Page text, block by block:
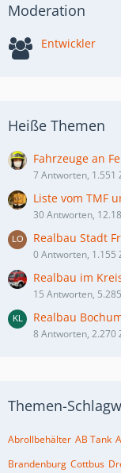
Moderation
Entwickler
Heiße Themen
Fahrzeuge an
7 Antworten, 1.551
Liste vom TMF
30 Antworten,
Realbau Stadt
0 Antworten, 1.155
Realbau im
15 Antworten,
Realbau
8 Antworten, 2.270
Themen-
Abrollbehälter AB Tank
Brandenburg Cottbus